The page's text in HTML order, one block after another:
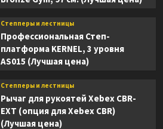
Степперы и лестницы
Профессиональная Степ-
платформа KERNEL, 3 уровня
AS015 (Лучшая цена)
Степперы и лестницы
Рычаг для рукоятей Xebex CBR-
EXT (опция для Xebex CBR)
(Лучшая цена)